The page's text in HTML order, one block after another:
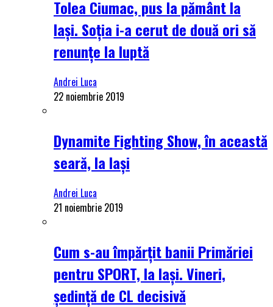
Tolea Ciumac, pus la pământ la
Iași. Soția i-a cerut de două ori să
renunțe la luptă
Andrei Luca
22 noiembrie 2019
Dynamite Fighting Show, în această
seară, la Iași
Andrei Luca
21 noiembrie 2019
Cum s-au împărțit banii Primăriei
pentru SPORT, la Iași. Vineri,
ședință de CL decisivă